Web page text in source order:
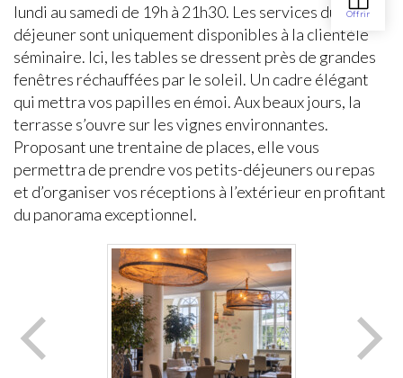
lundi au samedi de 19h à 21h30. Les services du
déjeuner sont uniquement disponibles à la clientèle
séminaire. Ici, les tables se dressent près de grandes
fenêtres réchauffées par le soleil. Un cadre élégant
qui mettra vos papilles en émoi. Aux beaux jours, la
terrasse s’ouvre sur les vignes environnantes.
Proposant une trentaine de places, elle vous
permettra de prendre vos petits-déjeuners ou repas
et d’organiser vos réceptions à l’extérieur en profitant
du panorama exceptionnel.